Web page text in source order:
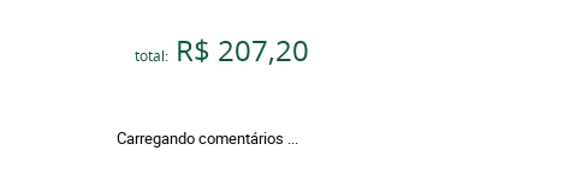
total: R$ 207,20
Carregando comentários ...